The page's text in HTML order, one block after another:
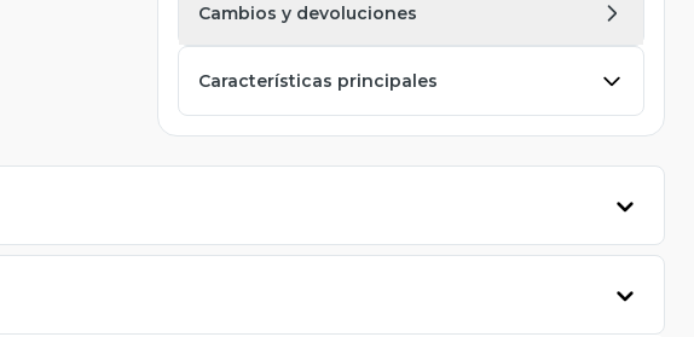
Cambios y devoluciones
Características principales